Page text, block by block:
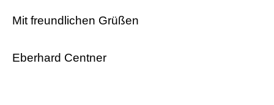
Mit freundlichen Grüßen
Eberhard Centner